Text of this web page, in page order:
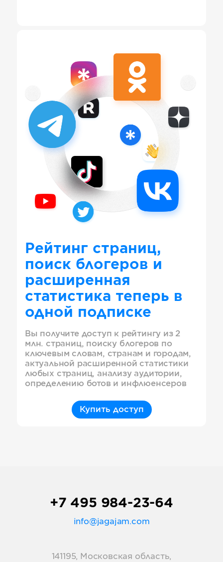
Рейтинг страниц,
поиск блогеров и
расширенная
статистика теперь в
одной подписке
Вы получите доступ к рейтингу из 2
млн. страниц, поиску блогеров по
ключевым словам, странам и городам,
актуальной расширенной статистики
любых страниц, анализу аудитории,
определению ботов и инфлюенсеров
Купить доступ
+7 495 984-23-64
info@jagajam.com
141195, Московская область,